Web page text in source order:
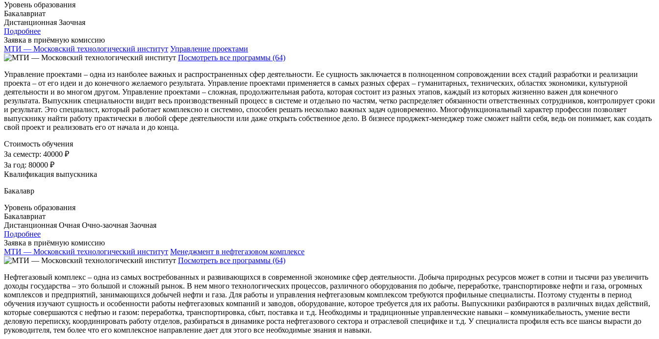
Уровень образования
Бакалавриат
Дистанционная Заочная
Подробнее
Заявка в приёмную комиссию
МТИ — Московский технологический институт Управление проектами
Посмотреть все программы (64)
Управление проектами – одна из наиболее важных и распространенных сфер деятельности. Ее сущность заключается в полноценном сопровождении всех стадий разработки и реализации
проекта – от его идеи и до конечного желаемого результата. Управление проектами применяется в самых разных сферах – гуманитарных, технических, областях экономики, культурной
деятельности и во многом другом. Управление проектами – сложная, продолжительная работа, которая состоит из разных этапов, каждый из которых жизненно важен для конечного
результата. Выпускник специальности видит весь производственный процесс в системе и отдельно по частям, четко распределяет обязанности ответственных сотрудников, контролирует сроки
и результат. Это специалист, который работает комплексно и системно, способен решать несколько важных задач одновременно. Многофункциональный характер профессии позволяет
выпускнику найти работу практически в любой сфере деятельности или даже открыть собственное дело. В бизнесе проджект-менеджер тоже сможет найти себя, ведь он понимает, как создать
свой проект и реализовать его от начала и до конца.
Стоимость обучения
За семестр: 40000 ₽
За год: 80000 ₽
Квалификация выпускника
Бакалавр
Уровень образования
Бакалавриат
Дистанционная Очная Очно-заочная Заочная
Подробнее
Заявка в приёмную комиссию
МТИ — Московский технологический институт Менеджмент в нефтегазовом комплексе
Посмотреть все программы (64)
Нефтегазовый комплекс – одна из самых востребованных и развивающихся в современной экономике сфер деятельности. Добыча природных ресурсов может в сотни и тысячи раз увеличить
доходы государства – это большой и сложный рынок. В нем много технологических процессов, различного оборудования по добыче, переработке, транспортировке нефти и газа, огромных
комплексов и предприятий, занимающихся добычей нефти и газа. Для работы и управления нефтегазовым комплексом требуются профильные специалисты. Поэтому студенты в период
обучения изучают сущность и особенности работы нефтегазовых компаний и заводов, оборудование, которое требуется для их работы. Выпускники разбираются в различных видах действий,
которые совершаются с нефтью и газом: переработка, транспортировка, сбыт, поставка и т.д. Необходимы и традиционные управленческие навыки – коммуникабельность, умение вести
деловую переписку, координировать работу отделов, разбираться в динамике роста нефтегазового сектора и отраслевой специфике и т.д. У специалиста профиля есть все шансы вырасти до
руководителя, тем более что его комплексное направление дает для этого все необходимые знания и навыки.